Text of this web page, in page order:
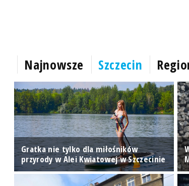
Najnowsze Szczecin
Gratka nie tylko dla miłośników
przyrody w Alei Kwiatowej w Szczecinie